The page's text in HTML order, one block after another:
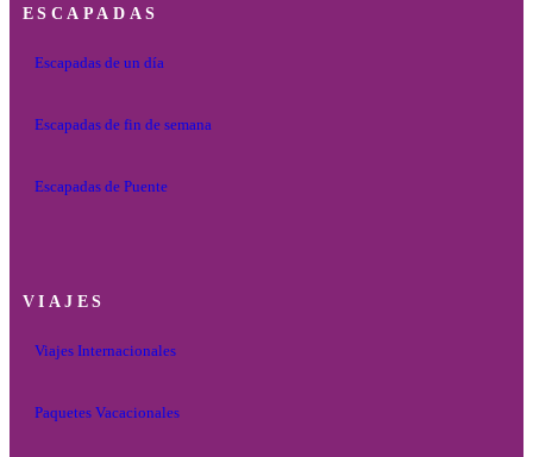
ESCAPADAS
Escapadas de un día
Escapadas de fin de semana
Escapadas de Puente
VIAJES
Viajes Internacionales
Paquetes Vacacionales